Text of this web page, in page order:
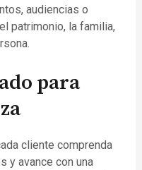
audiencias o
patrimonio, la familia,
para
cliente comprenda
y avance con una